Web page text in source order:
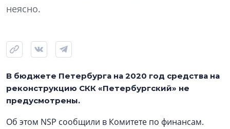
неясно.
В бюджете Петербурга на 2020 год средства на
реконструкцию СКК «Петербургский» не
предусмотрены.
Об этом NSP сообщили в Комитете по финансам.